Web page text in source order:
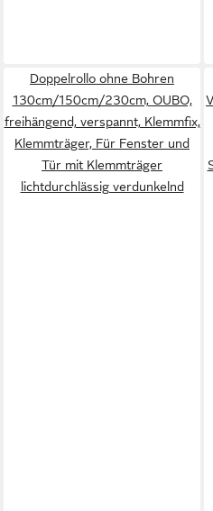
Doppelrollo ohne Bohren
130cm/150cm/230cm, OUBO,
freihängend, verspannt, Klemmfix,
Klemmträger, Für Fenster und
Tür mit Klemmträger
lichtdurchlässig verdunkelnd